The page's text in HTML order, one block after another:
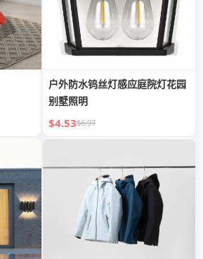
户外防水钨丝灯感应庭院灯花园
别墅照明
$4.53$6.97